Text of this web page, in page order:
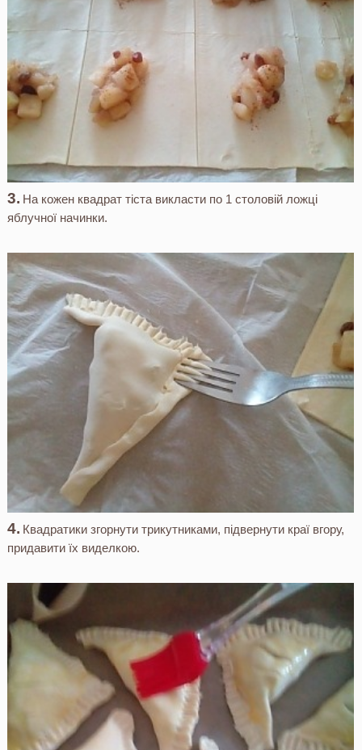
На кожен квадрат тіста викласти по 1 столовій ложці
яблучної начинки.
Квадратики згорнути трикутниками, підвернути краї вгору,
придавити їх виделкою.